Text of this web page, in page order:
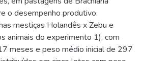
o desempenho produtivo.
mestiças Holandês x Zebu e
animais do experimento 1), com
meses e peso médio inicial de 297